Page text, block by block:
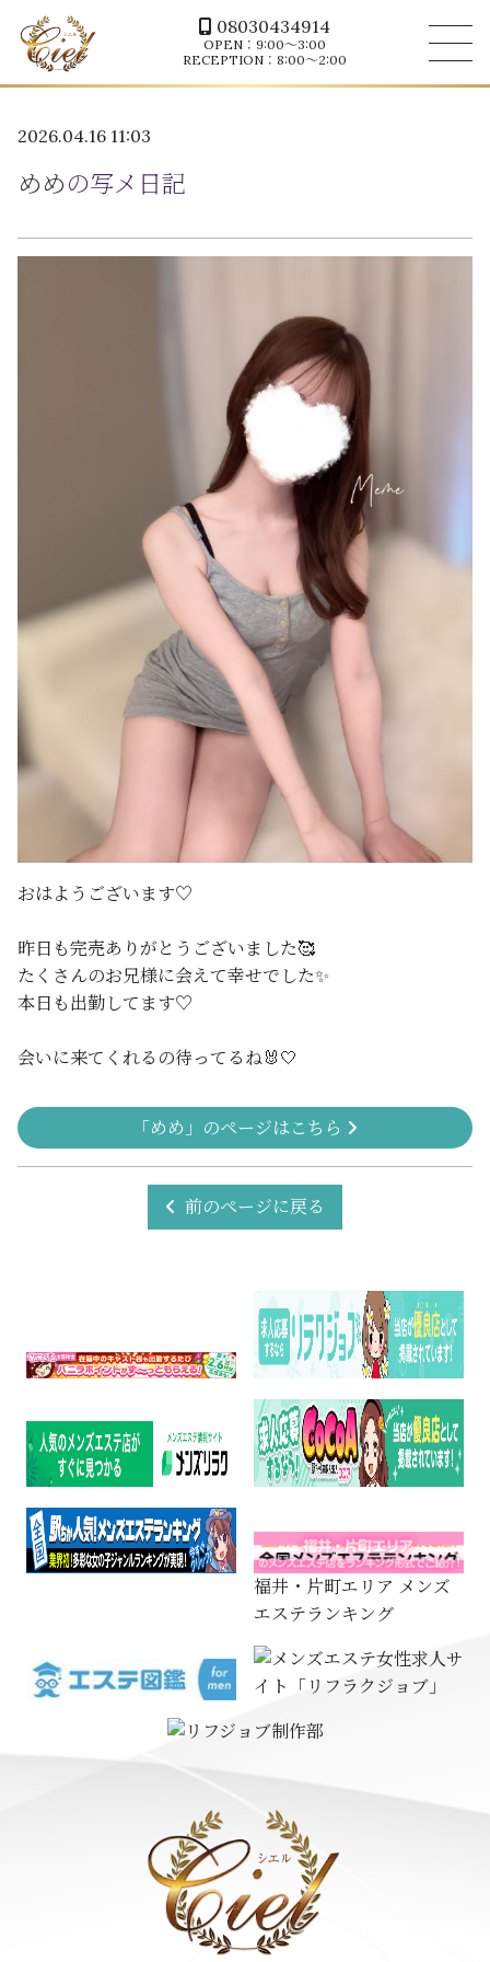
08030434914
OPEN：9:00～3:00
RECEPTION：8:00～2:00
2026.04.16 11:03
めめの写メ日記
おはようございます♡
昨日も完売ありがとうございました🥰
たくさんのお兄様に会えて幸せでした✨
本日も出勤してます♡
会いに来てくれるの待ってるね🐰🤍
「めめ」のページはこちら
前のページに戻る
福井・片町エリア メンズ
エステランキング